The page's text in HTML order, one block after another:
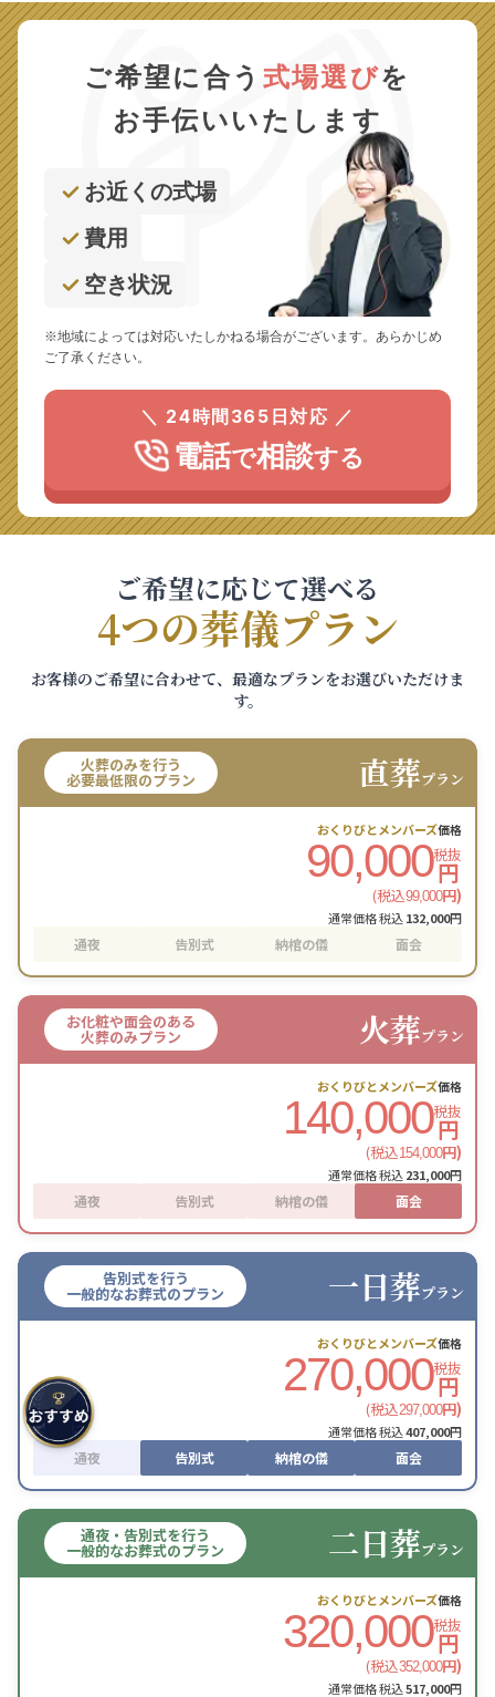
ご希望に合う 式場選びを
お手伝いいたします
お近くの式場
費用
空き状況
※地域によっては対応いたしかねる場合がございます。あらかじめ
ご了承ください。
＼ 24時間365日対応 ／
電話で相談する
ご希望に応じて選べる
4つの葬儀プラン
お客様のご希望に合わせて、最適なプランをお選びいただけま
す。
火葬のみを行う
必要最低限のプラン 直葬プラン
おくりびとメンバーズ価格
90,000税抜
円
(税込99,000円)
通常価格 税込132,000円
通夜 告別式 納棺の儀 面会
お化粧や面会のある
火葬のみプラン 火葬プラン
おくりびとメンバーズ価格
140,000税抜
円
(税込154,000円)
通常価格 税込231,000円
通夜 告別式 納棺の儀 面会
告別式を行う
一般的なお葬式のプラン 一日葬プラン
おくりびとメンバーズ価格
270,000税抜
円
(税込297,000円)
通常価格 税込407,000円
通夜 告別式 納棺の儀 面会
通夜・告別式を行う
一般的なお葬式のプラン 二日葬プラン
おくりびとメンバーズ価格
320,000税抜
円
(税込352,000円)
通常価格 税込517,000円